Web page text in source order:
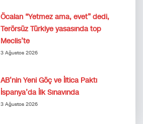
Öcalan “Yetmez ama, evet” dedi,
Terörsüz Türkiye yasasında top
Meclis’te
3 Ağustos 2026
AB’nin Yeni Göç ve İltica Paktı
İspanya’da İlk Sınavında
3 Ağustos 2026